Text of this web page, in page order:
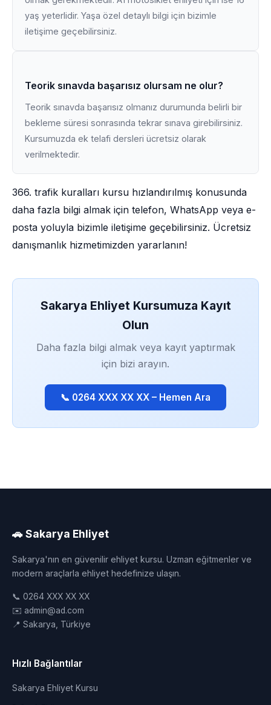
yaş yeterlidir. Yaşa özel detaylı bilgi için bizimle
iletişime geçebilirsiniz.
Teorik sınavda başarısız olursam ne olur?
Teorik sınavda başarısız olmanız durumunda belirli bir
bekleme süresi sonrasında tekrar sınava girebilirsiniz.
Kursumuzda ek telafi dersleri ücretsiz olarak
verilmektedir.
366. trafik kuralları kursu hızlandırılmış konusunda
daha fazla bilgi almak için telefon, WhatsApp veya e-
posta yoluyla bizimle iletişime geçebilirsiniz. Ücretsiz
danışmanlık hizmetimizden yararlanın!
Sakarya Ehliyet Kursumuza Kayıt
Olun
Daha fazla bilgi almak veya kayıt yaptırmak
için bizi arayın.
📞 0264 XXX XX XX – Hemen Ara
🚗 Sakarya Ehliyet
Sakarya'nın en güvenilir ehliyet kursu. Uzman eğitmenler ve
modern araçlarla ehliyet hedefinize ulaşın.
📞 0264 XXX XX XX
✉️ admin@ad.com
📍 Sakarya, Türkiye
Hızlı Bağlantılar
Sakarya Ehliyet Kursu